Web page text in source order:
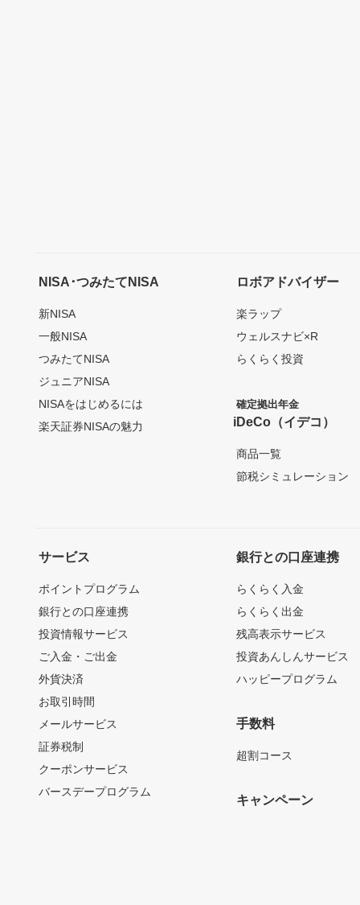
NISA･つみたてNISA
新NISA
一般NISA
つみたてNISA
ジュニアNISA
NISAをはじめるには
楽天証券NISAの魅力
ロボアドバイザー
楽ラップ
ウェルスナビ×R
らくらく投資
確定拠出年金
iDeCo（イデコ）
商品一覧
節税シミュレーション
サービス
ポイントプログラム
銀行との口座連携
投資情報サービス
ご入金・ご出金
外貨決済
お取引時間
メールサービス
証券税制
クーポンサービス
バースデープログラム
銀行との口座連携
らくらく入金
らくらく出金
残高表示サービス
投資あんしんサービス
ハッピープログラム
手数料
超割コース
キャンペーン